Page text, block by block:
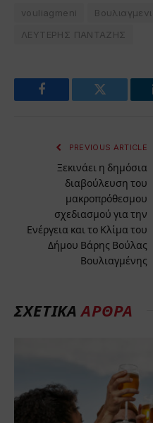
vouliagmeni
ΛΕΥΤΕΡΗΣ ΠΑΝΤΑΖΗΣ
Facebook Twitter
PREVIOUS ARTICLE
Ξεκινάει η δημόσια
διαβούλευση του
μακροπρόθεσμου
σχεδιασμού για την
Ενέργεια και το Κλίμα του
Δήμου Βάρης Βούλας
Βουλιαγμένης
ΣΧΕΤΙΚΑΑΡΘΡΑ